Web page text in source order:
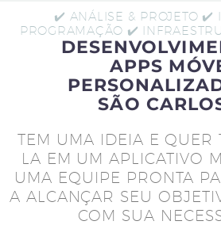
✔️ ANÁLISE & PROJETO ✔️
PROGRAMAÇÃO ✔️
APPS
SÃO
TEM UMA IDEIA E QUER
LA EM UM APLICATIVO
UMA EQUIPE PRONTA
A ALCANÇAR SEU
COM SUA